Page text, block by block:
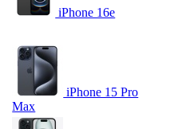
iPhone 16e
iPhone 15 Pro
Max